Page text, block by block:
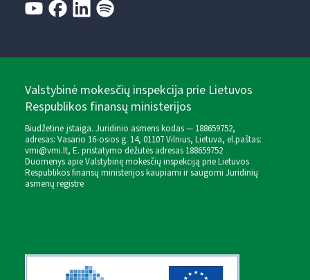
Valstybinė mokesčių inspekcija prie Lietuvos
Respublikos finansų ministerijos
Biudžetinė įstaiga. Juridinio asmens kodas — 188659752,
adresas: Vasario 16-osios g. 14, 01107 Vilnius, Lietuva, el.paštas:
vmi@vmi.lt, E. pristatymo dėžutės adresas 188659752
Duomenys apie Valstybinę mokesčių inspekciją prie Lietuvos
Respublikos finansų ministerijos kaupiami ir saugomi Juridinių
asmenų registre